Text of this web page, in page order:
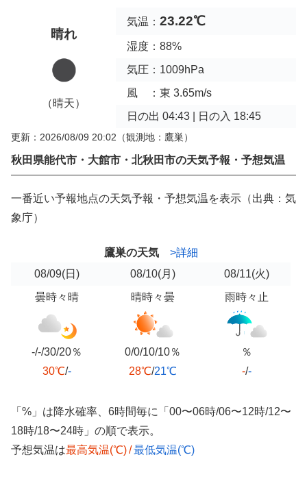
晴れ
（晴天）
気温： 23.22℃
湿度：88%
気圧：1009hPa
風 ：東 3.65m/s
日の出 04:43 | 日の入 18:45
更新：2026/08/09 20:02 （観測地：鷹巣）
秋田県能代市・大館市・北秋田市の天気予報・予想気温
一番近い予報地点の天気予報・予想気温を表示（出典：気
象庁）
鷹巣の天気
>詳細
08/09(日) 08/10(月) 08/11(火)
曇時々晴
-/-/30/20％
30℃/-
晴時々曇
0/0/10/10％
28℃/21℃
雨時々止
％
-/-
「%」は降水確率、6時間毎に「00〜06時/06〜12時/12〜
18時/18〜24時」の順で表示。
予想気温は最高気温(℃)/最低気温(℃)